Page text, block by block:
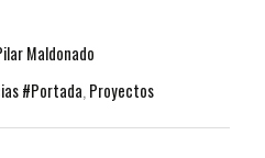
Maldonado
#Portada,Proyectos